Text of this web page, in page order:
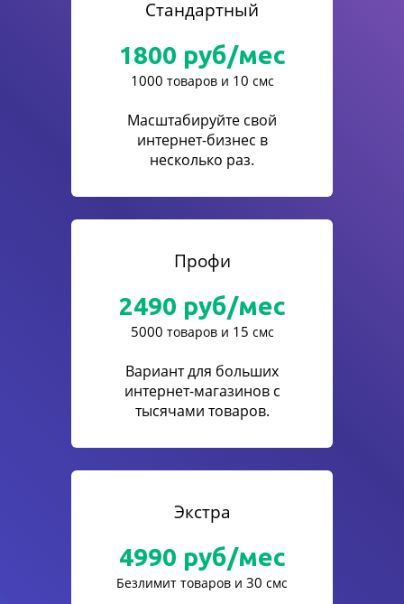
Стандартный
1800 руб/мес
1000 товаров и 10 смс
Масштабируйте свой
интернет-бизнес в
несколько раз.
Профи
2490 руб/мес
5000 товаров и 15 смс
Вариант для больших
интернет-магазинов с
тысячами товаров.
Экстра
4990 руб/мес
Безлимит товаров и 30 смс